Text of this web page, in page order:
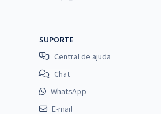
SUPORTE
Central de ajuda
Chat
WhatsApp
E-mail